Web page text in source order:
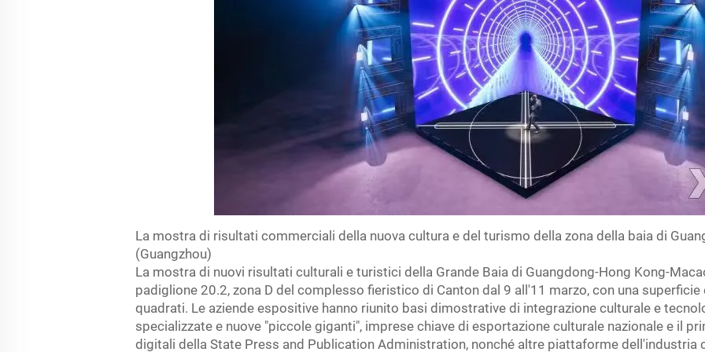
La mostra di risultati commerciali della nuova cultura e del turismo della zona della baia di
(Guangzhou)
La mostra di nuovi risultati culturali e turistici della Grande Baia di Guangdong-Hong Kong-
padiglione 20.2, zona D del complesso fieristico di Canton dal 9 all'11 marzo, con una
quadrati. Le aziende espositive hanno riunito basi dimostrative di integrazione culturale e
specializzate e nuove "piccole giganti", imprese chiave di esportazione culturale nazionale e il
digitali della State Press and Publication Administration, nonché altre piattaforme dell'industria